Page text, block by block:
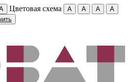
Цветовая схема A A A
A